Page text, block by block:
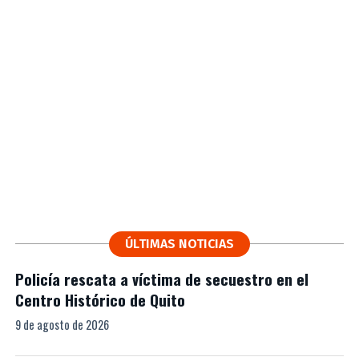
ÚLTIMAS NOTICIAS
Policía rescata a víctima de secuestro en el
Centro Histórico de Quito
9 de agosto de 2026